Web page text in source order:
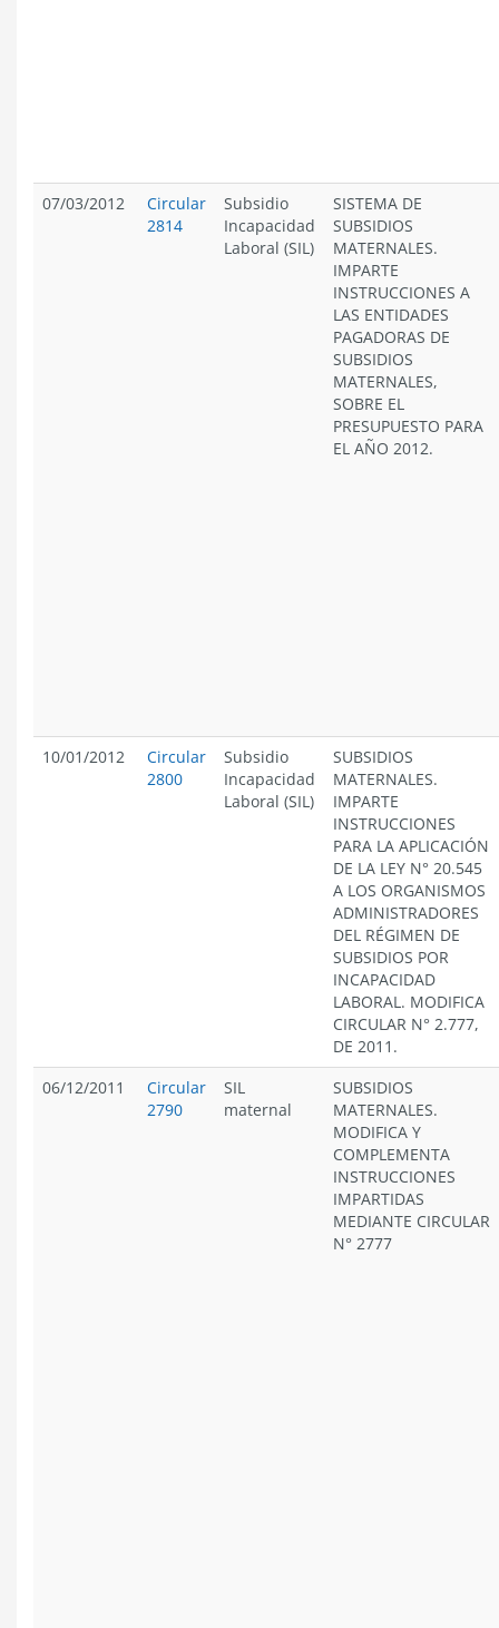
07/03/2012
Circular
2814
Subsidio
Incapacidad
Laboral (SIL)
SISTEMA DE
SUBSIDIOS
MATERNALES.
IMPARTE
INSTRUCCIONES A
LAS ENTIDADES
PAGADORAS DE
SUBSIDIOS
MATERNALES,
SOBRE EL
PRESUPUESTO PARA
EL AÑO 2012.
10/01/2012
Circular
2800
Subsidio
Incapacidad
Laboral (SIL)
SUBSIDIOS
MATERNALES.
IMPARTE
INSTRUCCIONES
PARA LA APLICACIÓN
DE LA LEY N° 20.545
A LOS ORGANISMOS
ADMINISTRADORES
DEL RÉGIMEN DE
SUBSIDIOS POR
INCAPACIDAD
LABORAL. MODIFICA
CIRCULAR N° 2.777,
DE 2011.
06/12/2011
Circular
2790
SIL
maternal
SUBSIDIOS
MATERNALES.
MODIFICA Y
COMPLEMENTA
INSTRUCCIONES
IMPARTIDAS
MEDIANTE CIRCULAR
N° 2777